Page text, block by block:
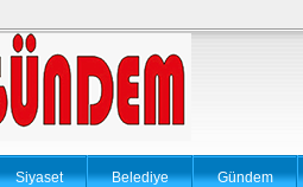
Siyaset Belediye Gündem